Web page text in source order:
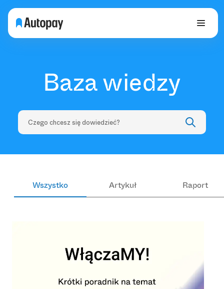
Baza wiedzy
Wszystko Artykuł Raport